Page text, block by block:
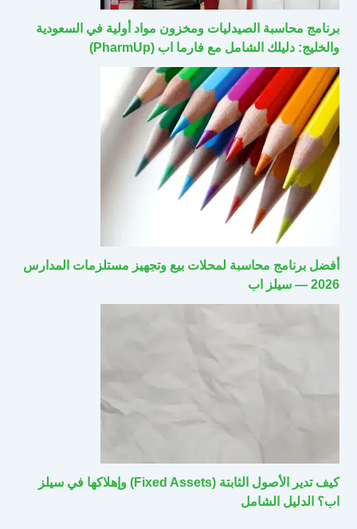
برنامج محاسبة الصيدليات ومخزون مواد أولية في السعودية
والخليج: دليلك الشامل مع فارما اب (PharmUp)
أفضل برنامج محاسبة لمحلات بيع وتجهيز مستلزمات المدارس
2026 — سيلز اب
كيف تدير الأصول الثابتة (Fixed Assets) وإهلاكها في سيلز
اب؟ الدليل الشامل